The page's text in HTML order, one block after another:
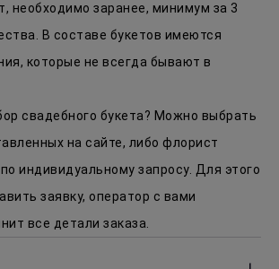
необходимо заранее, минимум за 3
В составе букетов имеются
которые не всегда бывают в
свадебного букета? Можно выбрать
на сайте, либо флорист
индивидуальному запросу. Для этого
заявку, оператор с вами
все детали заказа.